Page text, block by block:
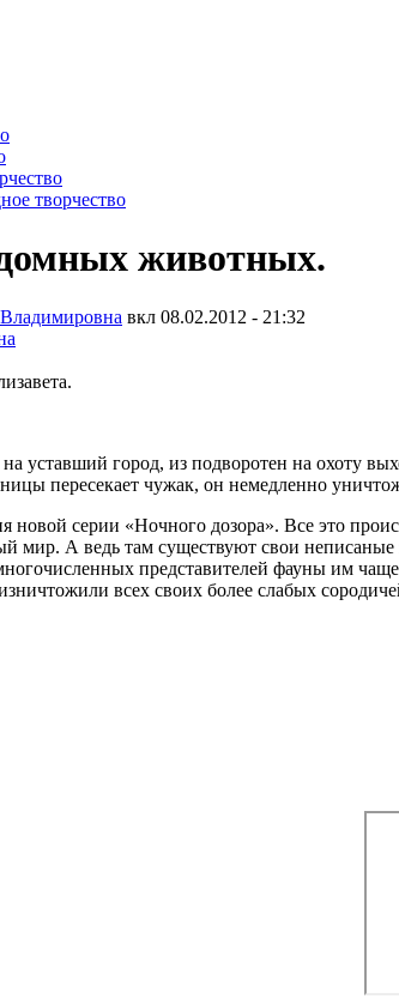
творчество
животных.
вкл 08.02.2012 - 21:32
город, из подворотен на охоту
пересекает чужак, он немедленно
серии «Ночного дозора». Все это
мир. А ведь там существуют свои
представителей фауны им
всех своих более слабых